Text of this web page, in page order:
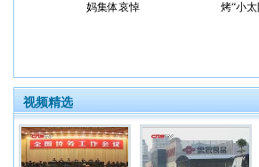
妈集体哀悼
烤“小太
视频精选